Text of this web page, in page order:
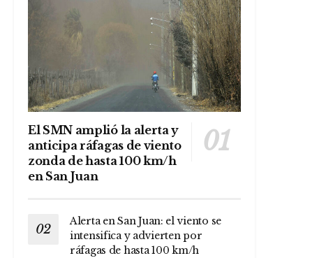
El SMN amplió la alerta y
anticipa ráfagas de viento
zonda de hasta 100 km/h
en San Juan
Alerta en San Juan: el viento se
intensifica y advierten por
ráfagas de hasta 100 km/h